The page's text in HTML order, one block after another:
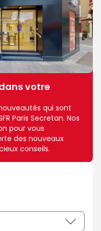
votre
qui sont
Paris Secretan. Nos
pour vous
des nouveaux
conseils.